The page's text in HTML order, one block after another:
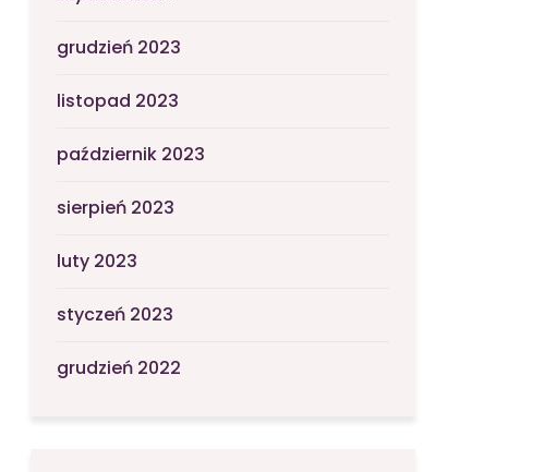
grudzień 2023
listopad 2023
październik 2023
sierpień 2023
luty 2023
styczeń 2023
grudzień 2022